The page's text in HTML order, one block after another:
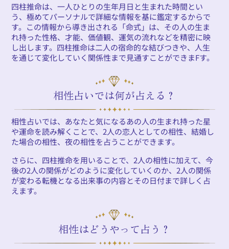
四柱推命は、一人ひとりの生年月日と生まれた時間とい
う、極めてパーソナルで詳細な情報を基に鑑定するからで
す。この情報から導き出される「命式」は、その人の生ま
れ持った性格、才能、価値観、運気の流れなどを精密に映
し出します。四柱推命は二人の宿命的な結びつきや、人生
を通じて変化していく関係性まで見通すことができまFす。
相性占いでは何が占える？
相性占いでは、あなたと気になるあの人の生まれ持った星
や運命を読み解くことで、2人の恋人としての相性、結婚し
た場合の相性、夜の相性を占うことができます。
さらに、四柱推命を用いることで、2人の相性に加えて、今
後の2人の関係がどのように変化していくのか、2人の関係
が変わる転機となる出来事の内容とその日付まで詳しく占
えます。
相性はどうやって占う？